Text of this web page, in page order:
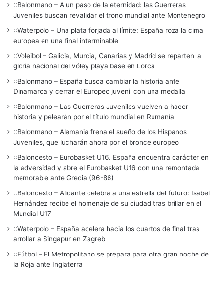
::Balonmano – A un paso de la eternidad: las Guerreras
Juveniles buscan revalidar el trono mundial ante Montenegro
::Waterpolo – Una plata forjada al límite: España roza la cima
europea en una final interminable
::Voleibol – Galicia, Murcia, Canarias y Madrid se reparten la
gloria nacional del vóley playa base en Lorca
::Balonmano – España busca cambiar la historia ante
Dinamarca y cerrar el Europeo juvenil con una medalla
::Balonmano – Las Guerreras Juveniles vuelven a hacer
historia y pelearán por el título mundial en Rumanía
::Balonmano – Alemania frena el sueño de los Hispanos
Juveniles, que lucharán ahora por el bronce europeo
::Baloncesto – Eurobasket U16. España encuentra carácter en
la adversidad y abre el Eurobasket U16 con una remontada
memorable ante Grecia (96-86)
::Baloncesto – Alicante celebra a una estrella del futuro: Isabel
Hernández recibe el homenaje de su ciudad tras brillar en el
Mundial U17
::Waterpolo – España acelera hacia los cuartos de final tras
arrollar a Singapur en Zagreb
::Fútbol – El Metropolitano se prepara para otra gran noche de
la Roja ante Inglaterra